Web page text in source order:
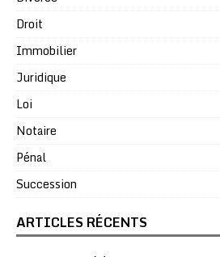
Droit
Immobilier
Juridique
Loi
Notaire
Pénal
Succession
ARTICLES RÉCENTS